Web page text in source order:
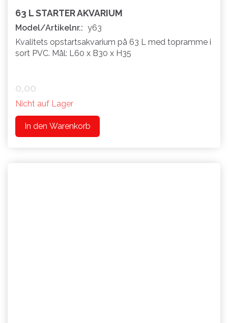
63 L STARTER AKVARIUM
Model/Artikelnr.: y63
Kvalitets opstartsakvarium på 63 L med topramme i
sort PVC. Mål: L60 x B30 x H35
0,00
Nicht auf Lager
In den Warenkorb